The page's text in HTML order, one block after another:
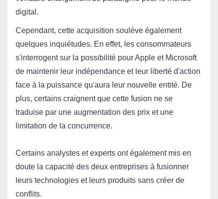
digital.
Cependant, cette acquisition soulève également
quelques inquiétudes. En effet, les consommateurs
s'interrogent sur la possibilité pour Apple et Microsoft
de maintenir leur indépendance et leur liberté d'action
face à la puissance qu'aura leur nouvelle entité. De
plus, certains craignent que cette fusion ne se
traduise par une augmentation des prix et une
limitation de la concurrence.
Certains analystes et experts ont également mis en
doute la capacité des deux entreprises à fusionner
leurs technologies et leurs produits sans créer de
conflits.